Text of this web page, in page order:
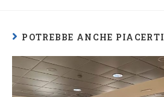
POTREBBE ANCHE PIACERTI